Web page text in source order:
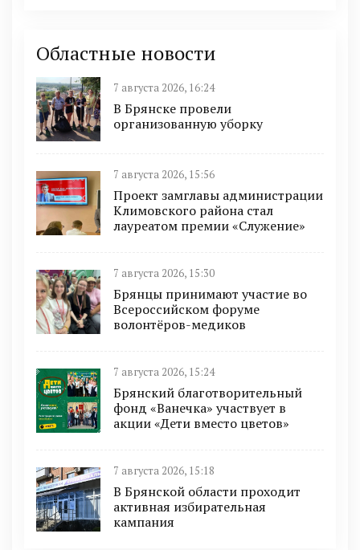
Областные новости
7 августа 2026, 16:24
В Брянске провели
организованную уборку
7 августа 2026, 15:56
Проект замглавы администрации
Климовского района стал
лауреатом премии «Служение»
7 августа 2026, 15:30
Брянцы принимают участие во
Всероссийском форуме
волонтёров-медиков
7 августа 2026, 15:24
Брянский благотворительный
фонд «Ванечка» участвует в
акции «Дети вместо цветов»
7 августа 2026, 15:18
В Брянской области проходит
активная избирательная
кампания